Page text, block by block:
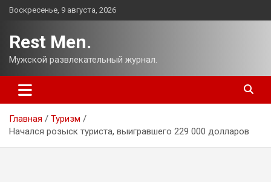
Перейти
Воскресенье, 9 августа, 2026
Rest Men.
Мужской развлекательный журнал.
Главная
Туризм
Начался розыск туриста, выигравшего 229 000 долларов